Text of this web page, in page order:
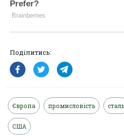
Поділитись:
Європа промисловість сталь
США